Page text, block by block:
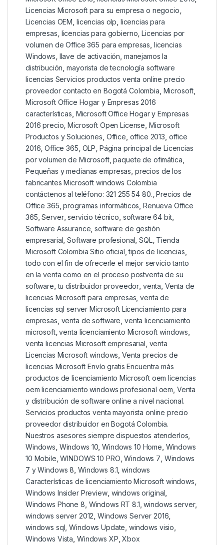
Licencias Microsoft para su empresa o negocio
Licencias OEM licencias olp licencias para
empresas licencias para gobierno ,Licencias por
volumen de Office 365 para empresas licencias
Windows llave de activación manejamos la
distribución ,mayorista de tecnología software
licencias Servicios productos venta online precio
proveedor contacto en Bogotá Colombia Microsoft
Microsoft Office Hogar y Empresas 2016
características Microsoft Office Hogar y Empresas
2016 precio ,Microsoft Open License Microsoft
Productos y Soluciones Office office 2013 office
2016 ,Office 365 OLP Página principal de Licencias
por volumen de Microsoft,paquete de ofimática
Pequeñas y medianas empresas precios de los
fabricantes Microsoft windows Colombia
contáctenos al teléfono: 321 255 54 80. ,Precios de
Office 365 ,programas informáticos Renueva Office
365 ,Server,servicio técnico software 64 bit,
Software Assurance ,software de gestión
empresarial ,Software profesional ,SQL, Tienda
Microsoft Colombia Sitio oficial ,tipos de licencias
todo con el fin de ofrecerle el mejor servicio tanto
en la venta como en el proceso postventa de su
software ,tu distribuidor proveedor venta Venta de
licencias Microsoft para empresas ,venta de
licencias sql server Microsoft Licenciamiento para
empresas venta de software venta licenciamiento
microsoft,venta licenciamiento Microsoft windows
venta licencias Microsoft empresarial venta
Licencias Microsoft windows Venta precios de
licencias Microsoft Envío gratis Encuentra más
productos de licenciamiento Microsoft oem licencias
oem licenciamiento windows profesional oem Venta
y distribución de software online a nivel nacional.
Servicios productos venta mayorista online precio
proveedor distribuidor en Bogotá Colombia.
Nuestros asesores siempre dispuestos atenderlos
Windows Windows 10 ,Windows 10 Home Windows
10 Mobile ,WINDOWS 10 PRO ,Windows 7 Windows
7 y Windows 8 Windows 8.1 ,windows
Características de licenciamiento Microsoft windows
Windows Insider Preview, windows original
Windows Phone 8 Windows RT 8.1 ,windows server,
windows server 2012 ,Windows Server 2016
windows sql ,Windows Update windows visio
Windows Vista Windows XP ,Xbox